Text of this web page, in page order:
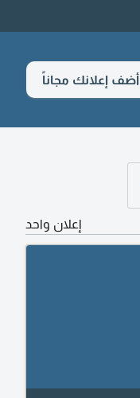
أضف إعلانك مجاناً
إعلان واحد